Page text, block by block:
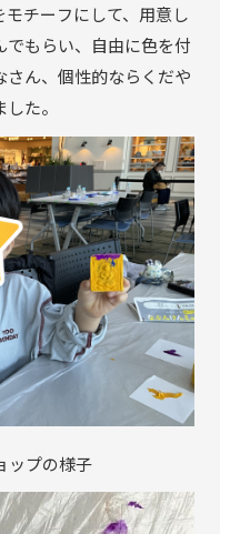
チーフにして、用意し
でもらい、自由に色を付
さん、個性的ならくだや
た。
ップの様子